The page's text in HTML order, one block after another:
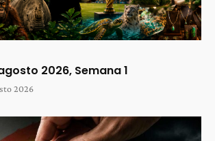
2026, Semana 1
2026